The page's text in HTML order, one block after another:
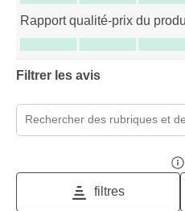
Rapport qualité-prix du
Rapport qualité-prix du
Filtrer les avis
Zone de recherche de sujet
filtres